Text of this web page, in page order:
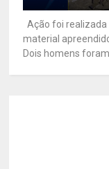
Ação foi realizada
material
Dois homens foram